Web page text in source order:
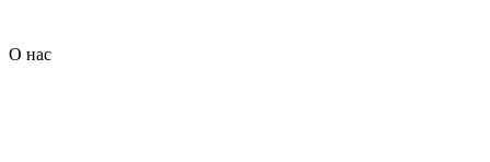
О нас